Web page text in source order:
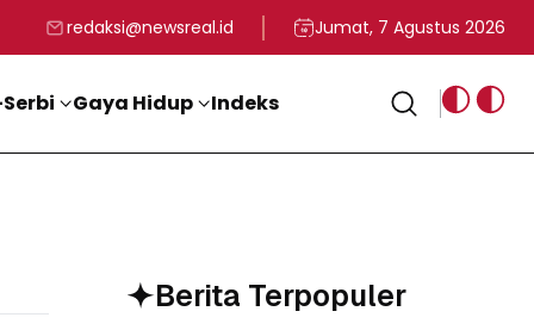
ke-81 Kemerdekaan RI
Kadin Apresiasi Kepemimpinan Presiden Prabowo yang
Staf Khusus Menag RI
redaksi@newsreal.id Jumat, 7 Agustus 2026
Gaya Hidup Indeks
Berita Terpopuler